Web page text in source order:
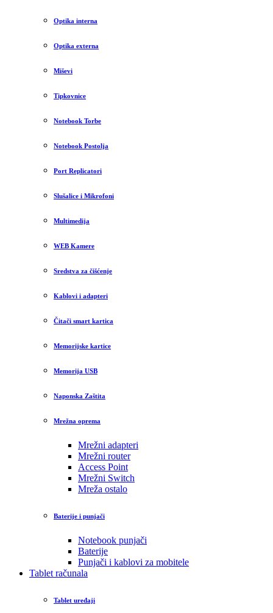
Optika interna
Optika externa
Miševi
Tipkovnice
Notebook Torbe
Notebook Postolja
Port Replicatori
Slušalice i Mikrofoni
Multimedija
WEB Kamere
Sredstva za čišćenje
Kablovi i adapteri
Čitači smart kartica
Memorijske kartice
Memorija USB
Naponska Zaštita
Mrežna oprema
Mrežni adapteri
Mrežni router
Access Point
Mrežni Switch
Mreža ostalo
Baterije i punjači
Notebook punjači
Baterije
Punjači i kablovi za mobitele
Tablet računala
Tablet uređaji